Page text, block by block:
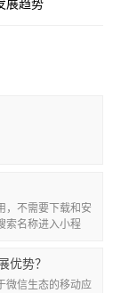
展趋势
，不需要下载和安
索名称进入小程
优势？
微信生态的移动应